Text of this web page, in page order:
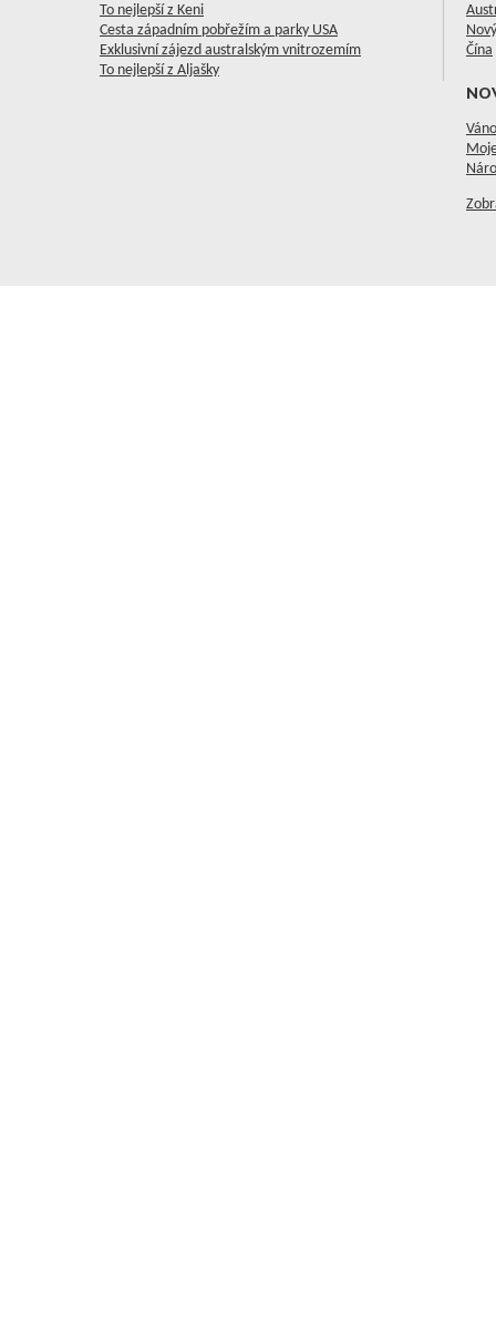
To nejlepší z Keni
Cesta západním pobřežím a parky USA
Exklusivní zájezd australským vnitrozemím
To nejlepší z Aljašky
Čína